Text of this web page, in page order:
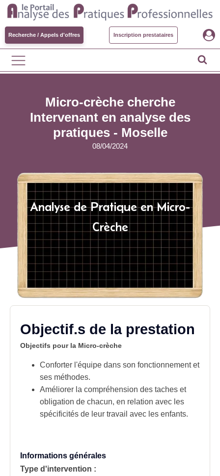
Recherche / Appels d'offres Inscription prestataires
Micro-crèche cherche
Intervenant en analyse des
pratiques - Moselle
08/04/2024
Analyse de Pratique en Micro-
Crèche
Objectif.s de la prestation
Objectifs pour la Micro-crèche
Conforter l'équipe dans son fonctionnement et
ses méthodes.
Améliorer la compréhension des taches et
obligation de chacun, en relation avec les
spécificités de leur travail avec les enfants.
Informations générales
Type d'intervention :